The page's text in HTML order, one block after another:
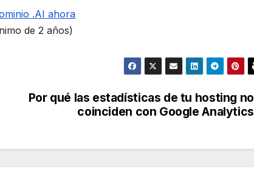
.AI ahora
de 2 años)
Por qué las estadísticas de tu hosting no
coinciden con Google Analytics